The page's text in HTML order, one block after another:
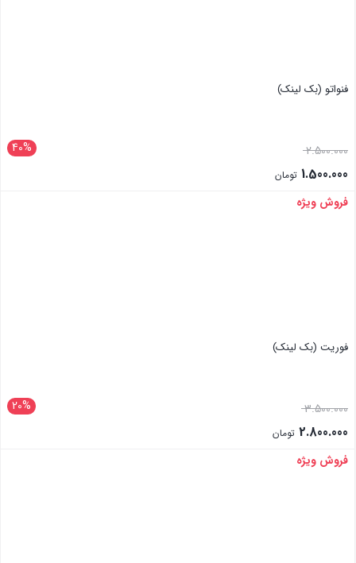
فنواتو (بک لینک)
40% 2.500.000
1.500.000 تومان
بستن
فروش ویژه
فوریت (بک لینک)
20% 3.500.000
2.800.000 تومان
بستن
فروش ویژه